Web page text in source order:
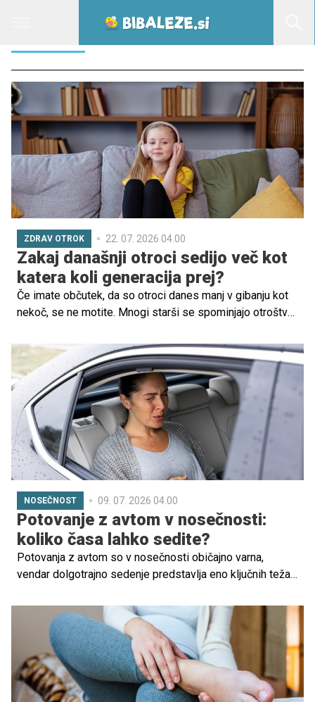
ZDRAV OTROK 22. 07. 2026 04.00
Zakaj današnji otroci sedijo več kot
katera koli generacija prej?
Če imate občutek, da so otroci danes manj v gibanju kot
nekoč, se ne motite. Mnogi starši se spominjajo otroštva,
soseski ali ure in ure preživeli zunaj. Danes pa vse več
časa preživijo v učilnicah, avtomobilih, pred televizorji,
tablicami in telefoni.
NOSEČNOST 09. 07. 2026 04.00
Potovanje z avtom v nosečnosti:
koliko časa lahko sedite?
Potovanja z avtom so v nosečnosti običajno varna,
vendar dolgotrajno sedenje predstavlja eno ključnih težav,
nepremičnega sedenja na krvni obtok.